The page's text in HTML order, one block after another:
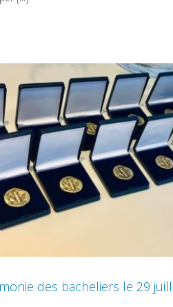
des bacheliers le 29